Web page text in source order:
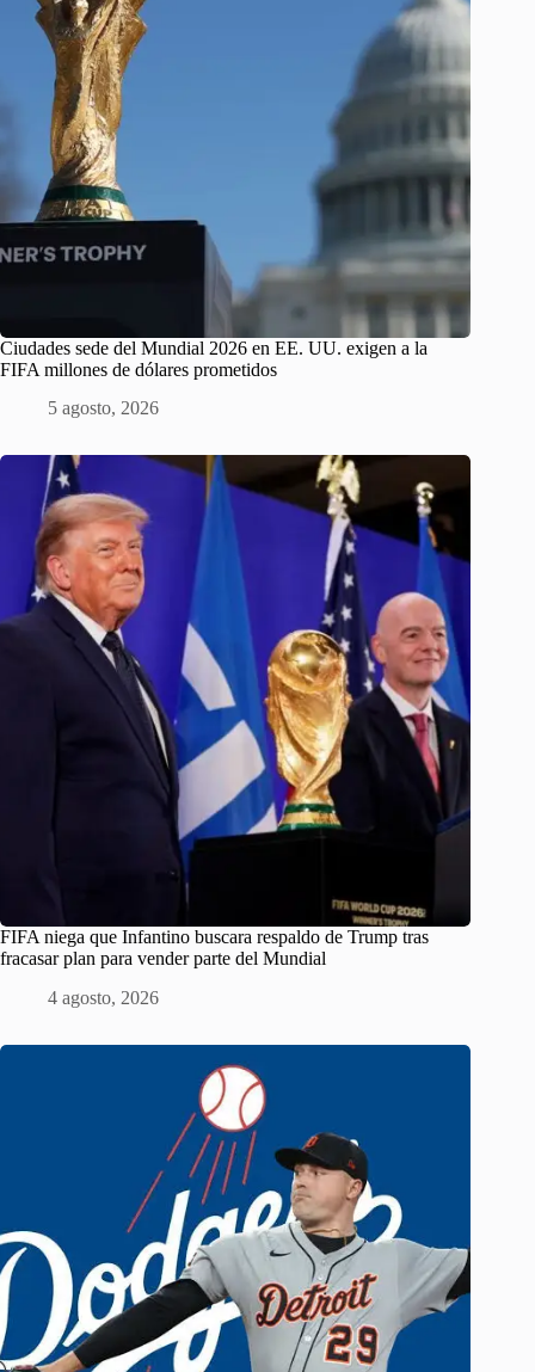
Ciudades sede del Mundial 2026 en EE. UU. exigen a la
FIFA millones de dólares prometidos
5 agosto, 2026
FIFA niega que Infantino buscara respaldo de Trump tras
fracasar plan para vender parte del Mundial
4 agosto, 2026